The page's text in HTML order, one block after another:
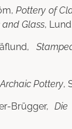
Pottery of
Glass,
Archaic Pottery,
Brügger, Die